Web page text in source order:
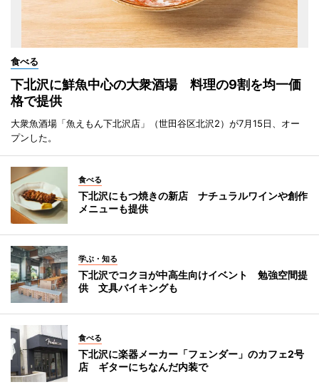
食べる
下北沢に鮮魚中心の大衆酒場 料理の9割を均一価
格で提供
大衆魚酒場「魚えもん下北沢店」（世田谷区北沢2）が7月15日、オー
プンした。
食べる
下北沢にもつ焼きの新店 ナチュラルワインや創作
メニューも提供
学ぶ・知る
下北沢でコクヨが中高生向けイベント 勉強空間提
供 文具バイキングも
食べる
下北沢に楽器メーカー「フェンダー」のカフェ2号
店 ギターにちなんだ内装で